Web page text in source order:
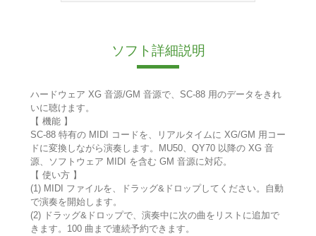
ソフト詳細説明
ハードウェア XG 音源/GM 音源で、SC-88 用のデータをきれ
いに聴けます。
【 機能 】
SC-88 特有の MIDI コードを、リアルタイムに XG/GM 用コー
ドに変換しながら演奏します。MU50、QY70 以降の XG 音
源、ソフトウェア MIDI を含む GM 音源に対応。
【 使い方 】
(1) MIDI ファイルを、ドラッグ&ドロップしてください。自動
で演奏を開始します。
(2) ドラッグ&ドロップで、演奏中に次の曲をリストに追加で
きます。100 曲まで連続予約できます。